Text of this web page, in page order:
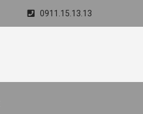
0911.15.13.13